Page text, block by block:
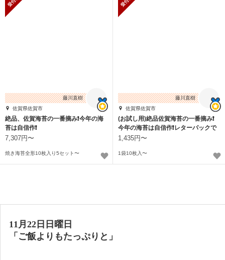
藤川直樹
佐賀県佐賀市
絶品、佐賀海苔の一番摘み❗️今年の海
苔は自信作❗
7,307円〜
焼き海苔全形10枚入り5セット〜
藤川直樹
佐賀県佐賀市
(お試し用)絶品佐賀海苔の一番摘み❗️
今年の海苔は自信作❗️レターパックで
お届け
1,435円〜
1袋10枚入〜
11月22日日曜日
「ご飯よりもたっぷりと」